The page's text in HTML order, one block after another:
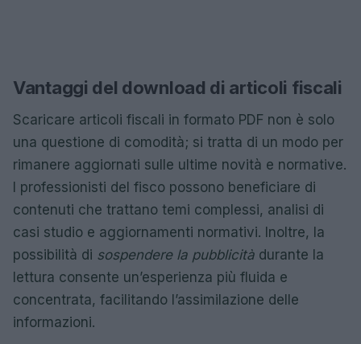
Vantaggi del download di articoli fiscali
Scaricare articoli fiscali in formato PDF non è solo
una questione di comodità; si tratta di un modo per
rimanere aggiornati sulle ultime novità e normative.
I professionisti del fisco possono beneficiare di
contenuti che trattano temi complessi, analisi di
casi studio e aggiornamenti normativi. Inoltre, la
possibilità di sospendere la pubblicità durante la
lettura consente un’esperienza più fluida e
concentrata, facilitando l’assimilazione delle
informazioni.